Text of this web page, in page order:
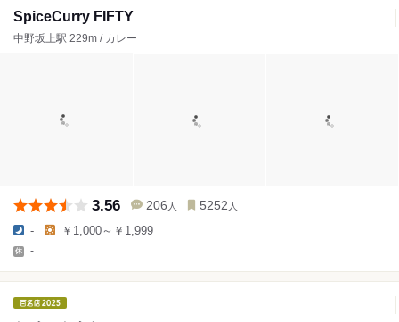
SpiceCurry FIFTY
中野坂上駅 229m / カレー
3.56 206 人 5252 人
- ￥1,000～￥1,999
-